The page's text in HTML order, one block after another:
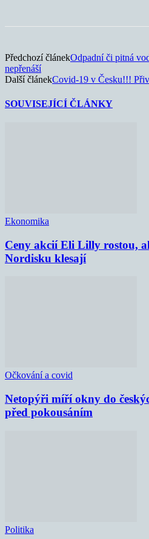
Předchozí článekOdpadní či pitná
nepřenáší
Další článekCovid-19 v Česku!!!
SOUVISEJÍCÍ ČLÁNKY
Ekonomika
Ceny akcií Eli Lilly rostou,
Nordisku klesají
Očkování a covid
Netopýři míří okny do
před pokousáním
Politika